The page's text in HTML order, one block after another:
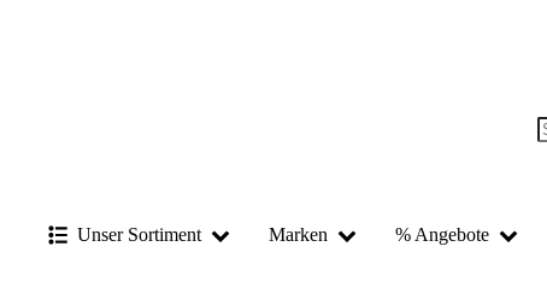
Unser Sortiment Marken % Angebote